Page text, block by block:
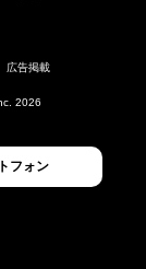
広告掲載
2026
フォン